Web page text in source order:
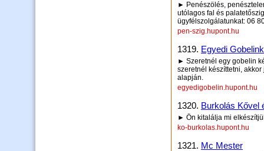
► Penészölés,
utólagos fal és
ügyfélszolgálatunkat: 06
pen-szig.hupont.hu
1319. Egyedi
► Szeretnél egy gobelin
szeretnél készíttetni,
alapján.
egyedigobelin.hupont.hu
1320. Burkolás Kővel
► Ön kitalálja mi
ko-burkolas.hupont.hu
1321. Mc Mester